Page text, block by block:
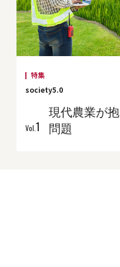
特集
society5.0
Vol.1
現代農業が
問題